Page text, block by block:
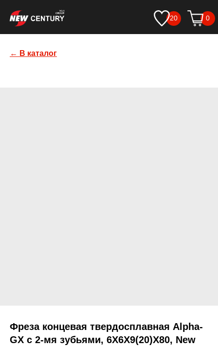
0
20
← В каталог
Фреза концевая твердосплавная Alpha-
GX c 2-мя зубьями, 6X6X9(20)X80, New